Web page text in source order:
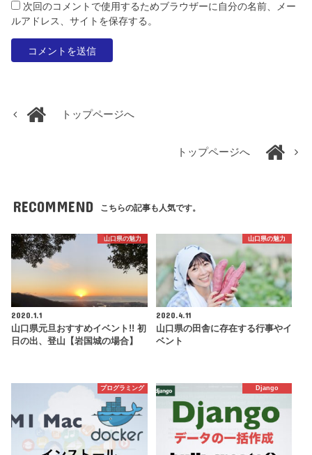
次回のコメントで使用するためブラウザーに自分の名前、メー
ルアドレス、サイトを保存する。
トップページへ
トップページへ
RECOMMEND こちらの記事も人気です。
山口県の魅力
2020.1.1
山口県元旦おすすめイベント!! 初
日の出、登山【岩国城の場合】
山口県の魅力
2020.4.11
山口県の田舎に存在する行事やイ
ベント
プログラミング Django